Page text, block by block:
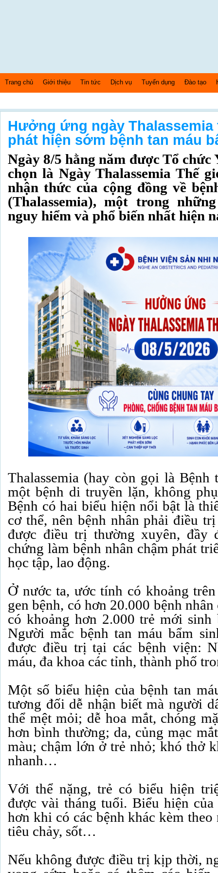
Trang chủ Giới thiệu Tin tức Dịch vụ Tuyển dụng Đào tạo
Hưởng ứng ngày
phát hiện sớm bệnh tan máu
Ngày 8/5 hằng năm được Tổ
chọn là Ngày Thalassemia Thế
nhận thức của cộng đồng về
(Thalassemia), một trong
nguy hiểm và phổ biến nhất hiện
Thalassemia (hay còn gọi là Bệnh
một bệnh di truyền lặn, không
Bệnh có hai biểu hiện nổi bật là
cơ thể, nên bệnh nhân phải điều
được điều trị thường xuyên, đầy
chứng làm bệnh nhân chậm phát
học tập, lao động.
Ở nước ta, ước tính có khoảng
gen bệnh, có hơn 20.000 bệnh
có khoảng hơn 2.000 trẻ mới sinh
Người mắc bệnh tan máu bẩm
được điều trị tại các bệnh viện:
máu, đa khoa các tỉnh, thành phố
Một số biểu hiện của bệnh tan
tương đối dễ nhận biết mà người
thể mệt mỏi; dễ hoa mắt, chóng
hơn bình thường; da, củng mạc
màu; chậm lớn ở trẻ nhỏ; khó thở
nhanh…
Với thể nặng, trẻ có biểu hiện
được vài tháng tuổi. Biểu hiện
hơn khi có các bệnh khác kèm
tiêu chảy, sốt…
Nếu không được điều trị kịp thời,